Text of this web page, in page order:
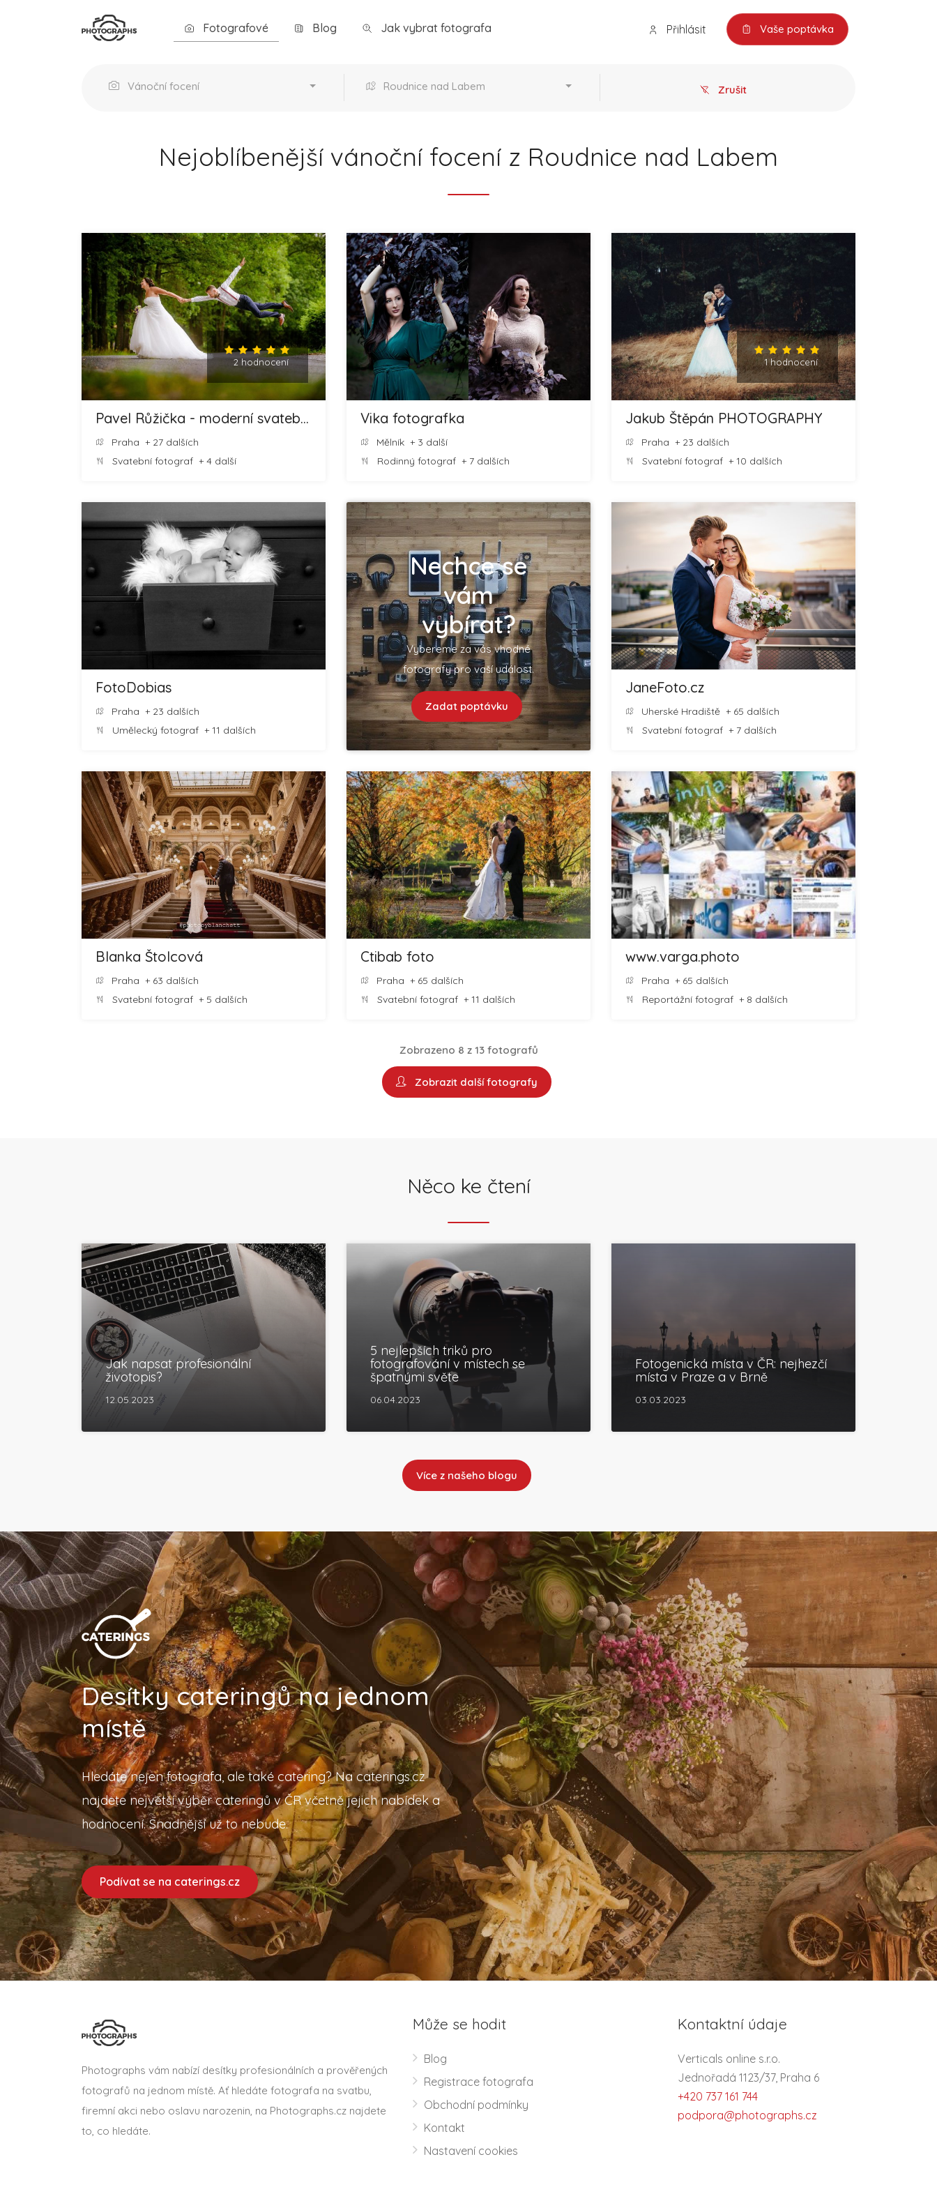
Fotografové Blog Jak vybrat fotografa Přihlásit Vaše poptávka
Vánoční focení Roudnice nad Labem Zrušit
Nejoblíbenější vánoční focení z Roudnice nad Labem
2 hodnocení
Pavel Růžička - moderní svatební fotografie
Praha + 27 dalších
Svatební fotograf + 4 další
Vika fotografka
Mělník + 3 další
Rodinný fotograf + 7 dalších
1 hodnocení
Jakub Štěpán PHOTOGRAPHY
Praha + 23 dalších
Svatební fotograf + 10 dalších
FotoDobias
Praha + 23 dalších
Umělecký fotograf + 11 dalších
Nechce se
vám
vybírat?
Vybereme za vás vhodné
fotografy pro vaší událost.
Zadat poptávku
JaneFoto.cz
Uherské Hradiště + 65 dalších
Svatební fotograf + 7 dalších
Blanka Štolcová
Praha + 63 dalších
Svatební fotograf + 5 dalších
Ctibab foto
Praha + 65 dalších
Svatební fotograf + 11 dalších
www.varga.photo
Praha + 65 dalších
Reportážní fotograf + 8 dalších
Zobrazeno 8 z 13 fotografů
Zobrazit další fotografy
Něco ke čtení
Jak napsat profesionální
životopis?
12.05.2023
5 nejlepších triků pro
fotografování v místech se
špatnými světe
06.04.2023
Fotogenická místa v ČR: nejhezčí
místa v Praze a v Brně
03.03.2023
Více z našeho blogu
Desítky cateringů na jednom
místě
Hledáte nejen fotografa, ale také catering? Na caterings.cz
najdete největší výběr cateringů v ČR včetně jejich nabídek a
hodnocení. Snadnější už to nebude.
Podívat se na caterings.cz
Photographs vám nabízí desítky profesionálních a prověřených
fotografů na jednom místě. Ať hledáte fotografa na svatbu,
firemní akci nebo oslavu narozenin, na Photographs.cz najdete
to, co hledáte.
Může se hodit
Blog
Registrace fotografa
Obchodní podmínky
Kontakt
Nastavení cookies
Kontaktní údaje
Verticals online s.r.o.
Jednořadá 1123/37, Praha 6
+420 737 161 744
podpora@photographs.cz